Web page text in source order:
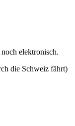
elektronisch.
die Schweiz fährt)